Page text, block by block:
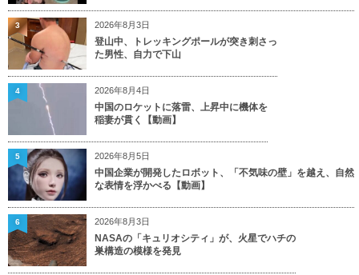
2026年8月3日
登山中、トレッキングポールが突き刺さっ
た男性、自力で下山
3
2026年8月4日
中国のロケットに落雷、上昇中に機体を
稲妻が貫く【動画】
4
2026年8月5日
中国企業が開発したロボット、「不気味の壁」を越え、自然
な表情を浮かべる【動画】
5
2026年8月3日
NASAの「キュリオシティ」が、火星でハチの
巣構造の模様を発見
6